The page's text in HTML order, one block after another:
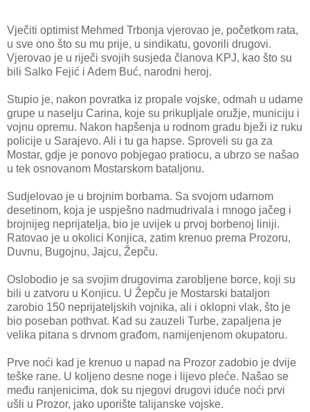
Vječiti optimist Mehmed Trbonja vjerovao je, početkom rata,
u sve ono što su mu prije, u sindikatu, govorili drugovi.
Vjerovao je u riječi svojih susjeda članova KPJ, kao što su
bili Salko Fejić i Adem Buć, narodni heroj.
Stupio je, nakon povratka iz propale vojske, odmah u udarne
grupe u naselju Carina, koje su prikupljale oružje, municiju i
vojnu opremu. Nakon hapšenja u rodnom gradu bježi iz ruku
policije u Sarajevo. Ali i tu ga hapse. Sproveli su ga za
Mostar, gdje je ponovo pobjegao pratiocu, a ubrzo se našao
u tek osnovanom Mostarskom bataljonu.
Sudjelovao je u brojnim borbama. Sa svojom udarnom
desetinom, koja je uspješno nadmudrivala i mnogo jačeg i
brojnijeg neprijatelja, bio je uvijek u prvoj borbenoj liniji.
Ratovao je u okolici Konjica, zatim krenuo prema Prozoru,
Duvnu, Bugojnu, Jajcu, Žepču.
Oslobodio je sa svojim drugovima zarobljene borce, koji su
bili u zatvoru u Konjicu. U Žepču je Mostarski bataljon
zarobio 150 neprijateljskih vojnika, ali i oklopni vlak, što je
bio poseban pothvat. Kad su zauzeli Turbe, zapaljena je
velika pitana s drvnom građom, namijenjenom okupatoru.
Prve noći kad je krenuo u napad na Prozor zadobio je dvije
teške rane. U koljeno desne noge i lijevo pleće. Našao se
među ranjenicima, dok su njegovi drugovi iduće noći prvi
ušli u Prozor, jako uporište talijanske vojske.